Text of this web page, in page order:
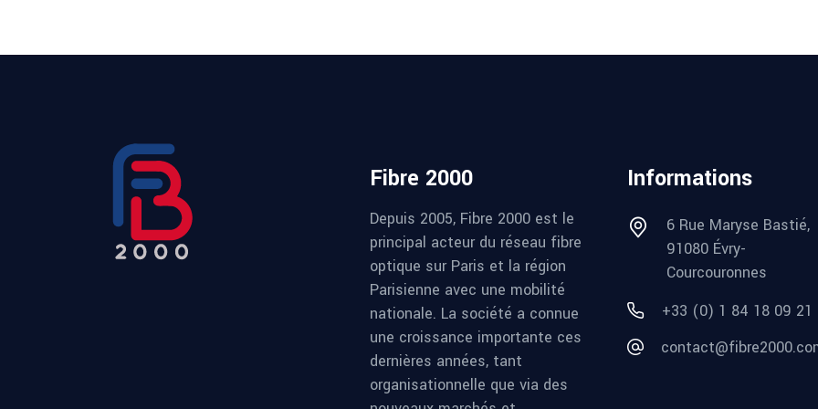
Fibre 2000
Depuis 2005, Fibre 2000 est le
principal acteur du réseau fibre
optique sur Paris et la région
Parisienne avec une mobilité
nationale. La société a connue
une croissance importante ces
dernières années, tant
organisationnelle que via des
Informations
6 Rue Maryse Bastié,
91080 Évry-
Courcouronnes
+33 (0) 1 84 18 09 21